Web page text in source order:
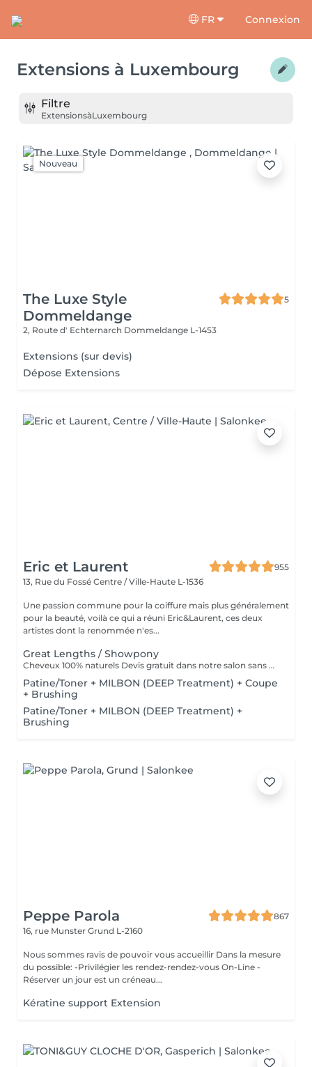
FR Connexion
Extensions à Luxembourg
Filtre
ExtensionsàLuxembourg
Nouveau
The Luxe Style
Dommeldange
5
2, Route d' Echternarch Dommeldange L-1453
Extensions (sur devis)
Dépose Extensions
Eric et Laurent
955
13, Rue du Fossé Centre / Ville-Haute L-1536
Une passion commune pour la coiffure mais plus généralement
pour la beauté, voilà ce qui a réuni Eric&Laurent, ces deux
artistes dont la renommée n'es...
Great Lengths / Showpony
Cheveux 100% naturels Devis gratuit dans notre salon sans RDV
Patine/Toner + MILBON (DEEP Treatment) + Coupe
+ Brushing
Patine/Toner + MILBON (DEEP Treatment) +
Brushing
Peppe Parola
867
16, rue Munster Grund L-2160
Nous sommes ravis de pouvoir vous accueillir Dans la mesure
du possible: -Privilégier les rendez-rendez-vous On-Line -
Réserver un jour est un créneau...
Kératine support Extension